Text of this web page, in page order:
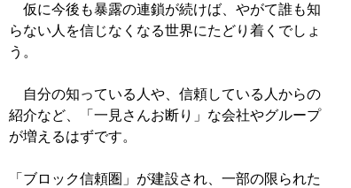
仮に今後も暴露の連鎖が続けば、やがて誰も知
らない人を信じなくなる世界にたどり着くでしょ
う。
自分の知っている人や、信頼している人からの
紹介など、「一見さんお断り」な会社やグループ
が増えるはずです。
「ブロック信頼圏」が建設され、一部の限られた